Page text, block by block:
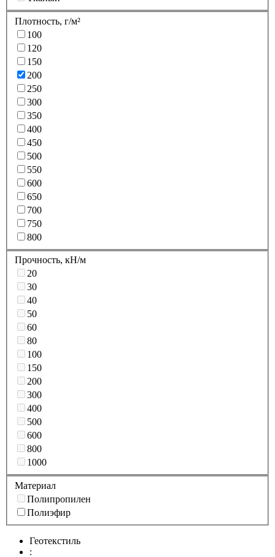
Плотность, г/м²
100
120
150
200
250
300
350
400
450
500
550
600
650
700
750
800
Прочность, кН/м
20
30
40
50
60
80
100
150
200
300
400
500
600
800
1000
Материал
Полипропилен
Полиэфир
Геотекстиль
: